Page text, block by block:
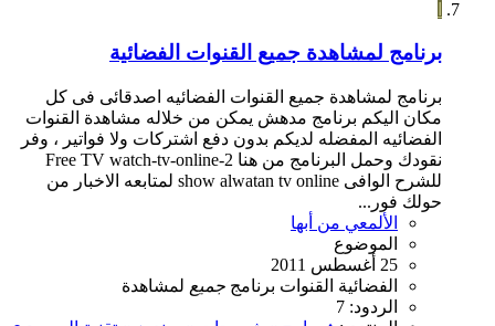
برنامج لمشاهدة جميع القنوات الفضائية
برنامج لمشاهدة جميع القنوات الفضائيه اصدقائى فى كل
مكان اليكم برنامج مدهش يمكن من خلاله مشاهدة القنوات
الفضائيه المفضله لديكم بدون دفع اشتركات ولا فواتير ، وفر
نقودك وحمل البرنامج من هنا Free TV watch-tv-online-2
للشرح الوافى show alwatan tv online لمتابعه الاخبار من
حولك فور...
الألمعي من أبها
الموضوع
25 أغسطس 2011
الفضائية القنوات برنامج جميع لمشاهدة
الردود: 7